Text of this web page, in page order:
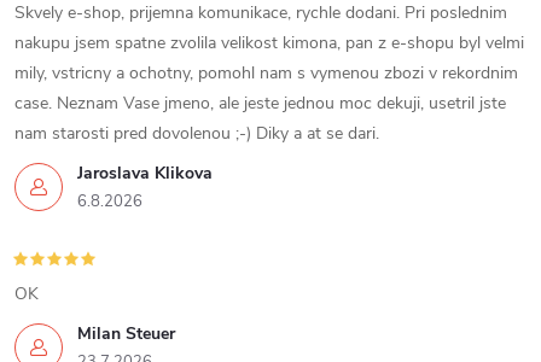
r
v
k
y
v
ý
p
Jaroslava Klikova
6.8.2026
Skvely e-shop, prijemna komunikace, rychle dodani. Pri poslednim
nakupu jsem spatne zvolila velikost kimona, pan z e-shopu byl velmi
mily, vstricny a ochotny, pomohl nam s vymenou zbozi v rekordnim
case. Neznam Vase jmeno, ale jeste jednou moc dekuji, usetril jste
nam starosti pred dovolenou ;-) Diky a at se dari.
Milan Steuer
OK